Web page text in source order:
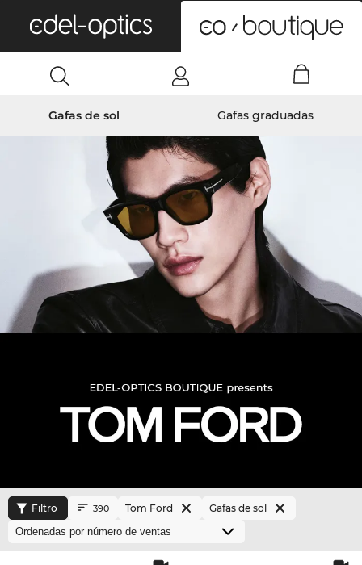
Gafas de sol Gafas graduadas
Filtro 390 Tom Ford Gafas de sol